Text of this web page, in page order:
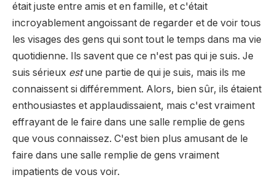
était juste entre amis et en famille, et c'était
incroyablement angoissant de regarder et de voir tous
les visages des gens qui sont tout le temps dans ma vie
quotidienne. Ils savent que ce n'est pas qui je suis. Je
suis sérieux estune partie de qui je suis, mais ils me
connaissent si différemment. Alors, bien sûr, ils étaient
enthousiastes et applaudissaient, mais c'est vraiment
effrayant de le faire dans une salle remplie de gens
que vous connaissez. C'est bien plus amusant de le
faire dans une salle remplie de gens vraiment
impatients de vous voir.